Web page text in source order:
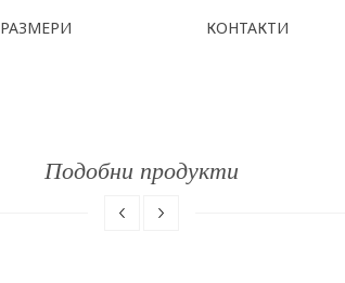
РАЗМЕРИ КОНТАКТИ
Подобни продукти